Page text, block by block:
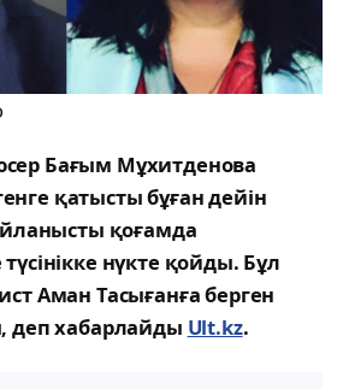
Бағым Мұхитденова
қатысты бұған дейін
қоғамда
нүкте қойды. Бұл
Аман Тасығанға берген
деп хабарлайды Ult.kz.